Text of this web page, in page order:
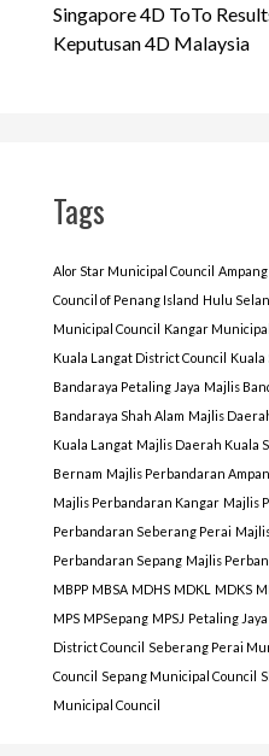
Singapore 4D ToTo
Keputusan 4D Malaysia
Tags
Alor Star Municipal Council
Council of Penang Island Hulu
Municipal Council Kangar
Kuala Langat District Council Kuala
Bandaraya Petaling Jaya Majlis
Bandaraya Shah Alam Majlis
Kuala Langat Majlis Daerah Kuala
Bernam Majlis Perbandaran
Majlis Perbandaran Kangar Majlis
Perbandaran Seberang Perai
Perbandaran Sepang Majlis
MBPP MBSA MDHS MDKL MDKS
MPS MPSepang MPSJ Petaling
District Council Seberang Perai
Council Sepang Municipal Council
Municipal Council